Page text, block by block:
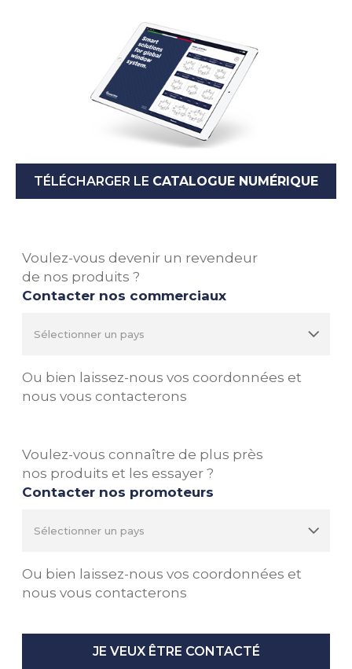
TÉLÉCHARGER LE CATALOGUE NUMÉRIQUE
Voulez-vous devenir un revendeur
de nos produits ?
Contacter nos commerciaux
Ou bien laissez-nous vos coordonnées et
nous vous contacterons
Voulez-vous connaître de plus près
nos produits et les essayer ?
Contacter nos promoteurs
Ou bien laissez-nous vos coordonnées et
nous vous contacterons
JE VEUX ÊTRE CONTACTÉ